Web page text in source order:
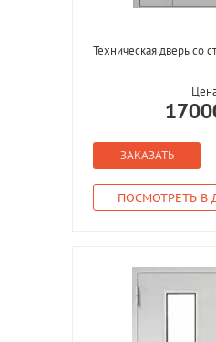
Техническая дверь со
ЗАКАЗАТЬ
ПОСМОТРЕТЬ В